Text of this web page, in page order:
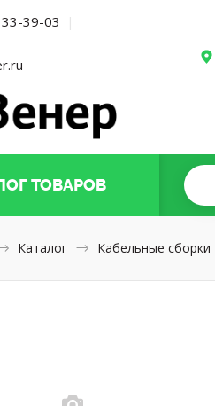
39-03 |
ТОВАРОВ
Каталог Кабельные сборки